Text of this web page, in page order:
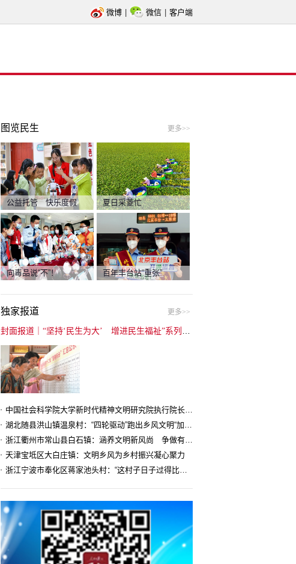
微博 微信 客户端
图览民生 更多>>
公益托管 快乐度假 夏日采菱忙
向毒品说“不”！ 百年丰台站“重张”
独家报道 更多>>
中国社会科学院大学新时代精神文明研究院执行院长王维国：文明村镇创建为乡村注入持久发展动力
湖北随县洪山镇温泉村：“四轮驱动”跑出乡风文明“加速度”
浙江衢州市常山县白石镇：涵养文明新风尚 争做有礼白石人
天津宝坻区大白庄镇：文明乡风为乡村振兴凝心聚力
浙江宁波市奉化区蒋家池头村：“这村子日子过得比城里还舒心”